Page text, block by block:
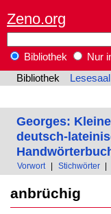
Zeno.org
Bibliothek
Nur
Bibliothek
Lesesaal
Georges:
deutsch-
Vorwort Stichwörter
anbrüchig